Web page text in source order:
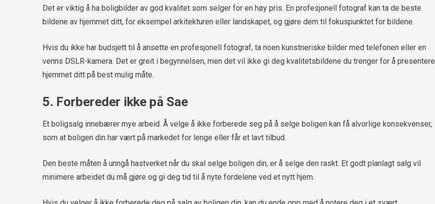
Det er viktig å ha boligbilder av god kvalitet som selger for en høy pris. En profesjonell fotograf kan ta de beste
bildene av hjemmet ditt, for eksempel arkitekturen eller landskapet, og gjøre dem til fokuspunktet for bildene.
Hvis du ikke har budsjett til å ansette en profesjonell fotograf, ta noen kunstneriske bilder med telefonen eller en
venns DSLR-kamera. Det er greit i begynnelsen, men det vil ikke gi deg kvalitetsbildene du trenger for å presentere
hjemmet ditt på best mulig måte.
5. Forbereder ikke på Sae
Et boligsalg innebærer mye arbeid. Å velge å ikke forberede seg på å selge boligen kan få alvorlige konsekvenser,
som at boligen din har vært på markedet for lenge eller får et lavt tilbud.
Den beste måten å unngå hastverket når du skal selge boligen din, er å selge den raskt. Et godt planlagt salg vil
minimere arbeidet du må gjøre og gi deg tid til å nyte fordelene ved et nytt hjem.